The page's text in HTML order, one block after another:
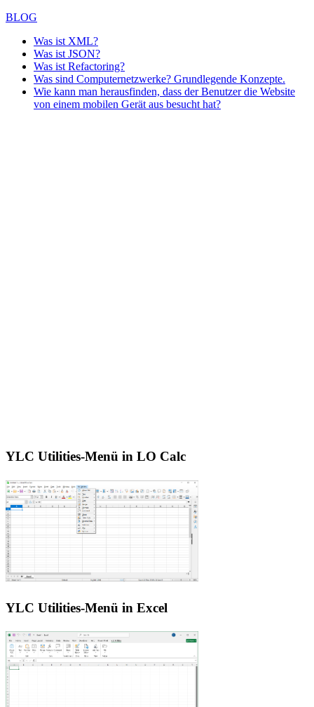
BLOG
Was ist XML?
Was ist JSON?
Was ist Refactoring?
Was sind Computernetzwerke? Grundlegende Konzepte.
Wie kann man herausfinden, dass der Benutzer die Website
von einem mobilen Gerät aus besucht hat?
YLC Utilities-Menü in LO Calc
YLC Utilities-Menü in Excel